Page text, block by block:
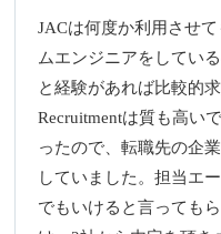
JACは何度か利用させ
ムエンジニアをしてい
と経験があれば比較的
Recruitmentは質も高い
ったので、転職先の企
していました。担当エ
でもいけると言っても